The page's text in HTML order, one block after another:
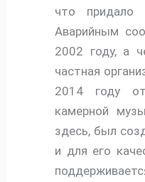
что придало
Аварийным
2002 году, а
частная
2014 году
камерной
здесь, был
и для его